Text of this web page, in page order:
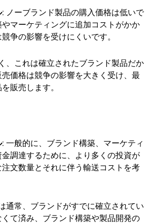
: ノーブランド製品の購入価格は低いで
マーケティングに追加コストがかか
争の影響を受けにくいです。
、これは確立されたブランド製品だか
価格は競争の影響を大きく受け、最
販売します。
: 一般的に、ブランド構築、マーケティ
調達するために、より多くの投資が
文数量とそれに伴う輸送コストを考
通常、ブランドがすでに確立されてい
て済み、ブランド構築や製品開発の